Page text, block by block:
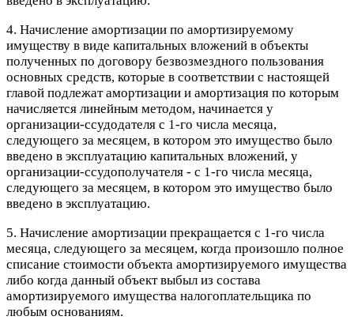
4. Начисление амортизации по амортизируемому
имуществу в виде капитальных вложений в объекты
полученных по договору безвозмездного пользования
основных средств, которые в соответствии с настоящей
главой подлежат амортизации и амортизация по которым
начисляется линейным методом, начинается у
организации-ссудодателя с 1-го числа месяца,
следующего за месяцем, в котором это имущество было
введено в эксплуатацию капитальных вложений, у
организации-ссудополучателя - с 1-го числа месяца,
следующего за месяцем, в котором это имущество было
введено в эксплуатацию.
5. Начисление амортизации прекращается с 1-го числа
месяца, следующего за месяцем, когда произошло полное
списание стоимости объекта амортизируемого имущества
либо когда данный объект выбыл из состава
амортизируемого имущества налогоплательщика по
любым основаниям.